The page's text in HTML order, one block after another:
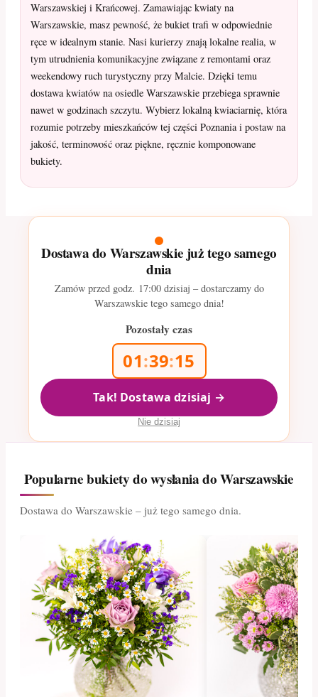
Warszawskiej i Krańcowej. Zamawiając kwiaty na
Warszawskie, masz pewność, że bukiet trafi w odpowiednie
ręce w idealnym stanie. Nasi kurierzy znają lokalne realia, w
tym utrudnienia komunikacyjne związane z remontami oraz
weekendowy ruch turystyczny przy Malcie. Dzięki temu
dostawa kwiatów na osiedle Warszawskie przebiega sprawnie
nawet w godzinach szczytu. Wybierz lokalną kwiaciarnię, która
rozumie potrzeby mieszkańców tej części Poznania i postaw na
jakość, terminowość oraz piękne, ręcznie komponowane
bukiety.
Dostawa do Warszawskie już tego samego
dnia
Zamów przed godz. 17:00dzisiaj – dostarczamy do
Warszawskie tego samego dnia!
Pozostały czas
01:39:13
Tak! Dostawa dzisiaj →
Nie dzisiaj
Popularne bukiety do wysłania do Warszawskie
Dostawa do Warszawskie – już tego samego dnia.